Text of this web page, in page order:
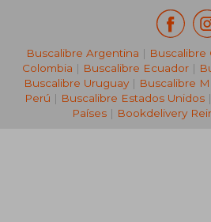
Buscalibre Argentina | Buscalibre
Colombia | Buscalibre Ecuador |
Buscalibre Uruguay| Buscalibre
Perú | Buscalibre Estados Unidos|
Países | Bookdelivery